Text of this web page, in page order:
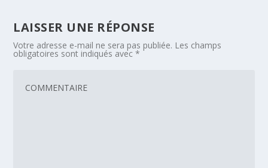
LAISSER UNE RÉPONSE
Votre adresse e-mail ne sera pas publiée. Les champs
obligatoires sont indiqués avec*